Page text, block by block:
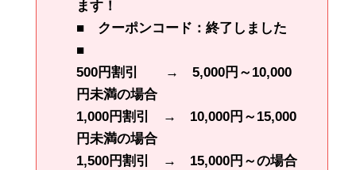
ます！
■ クーポンコード：終了しました
■
500円割引 → 5,000円～10,000
円未満の場合
1,000円割引 → 10,000円～15,000
円未満の場合
1,500円割引 → 15,000円～の場合